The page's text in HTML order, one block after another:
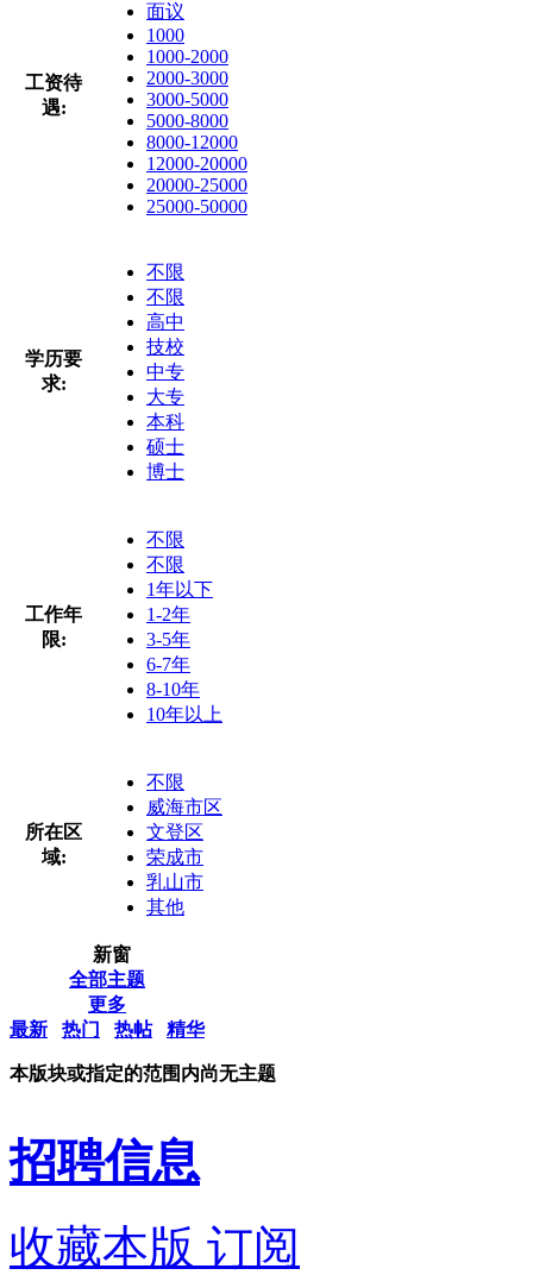
工资待
遇:
面议
1000
1000-2000
2000-3000
3000-5000
5000-8000
8000-12000
12000-20000
20000-25000
25000-50000
学历要
求:
不限
不限
高中
技校
中专
大专
本科
硕士
博士
工作年
限:
不限
不限
1年以下
1-2年
3-5年
6-7年
8-10年
10年以上
所在区
域:
不限
威海市区
文登区
荣成市
乳山市
其他
新窗
全部主题
更多
最新
热门 热帖 精华
本版块或指定的范围内尚无主题
招聘信息
收藏本版 订阅